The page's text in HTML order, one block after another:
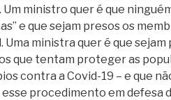
Um ministro quer é que
e que sejam presos os
Uma ministra quer é que
que tentam proteger as
contra a Covid-19 – e que
procedimento em defesa